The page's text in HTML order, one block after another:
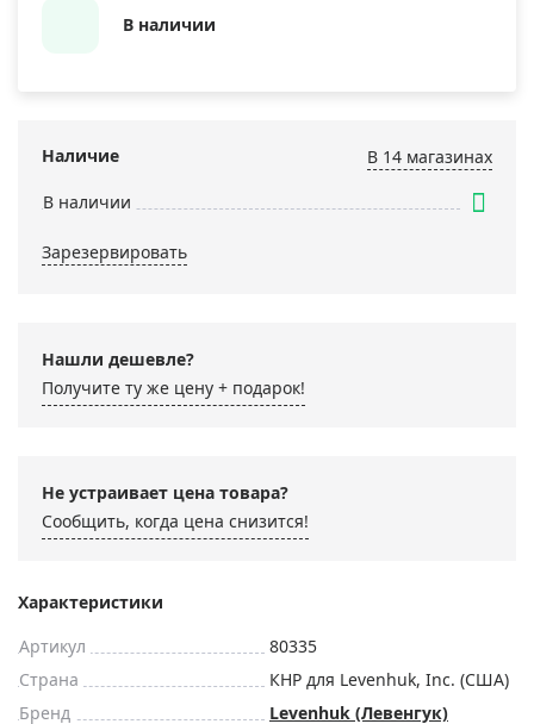
В наличии
Наличие
В 14 магазинах
В наличии
Зарезервировать
Нашли дешевле?
Получите ту же цену + подарок!
Не устраивает цена товара?
Сообщить, когда цена снизится!
Характеристики
Артикул
80335
Страна
КНР для Levenhuk, Inc. (США)
Бренд
Levenhuk (Левенгук)